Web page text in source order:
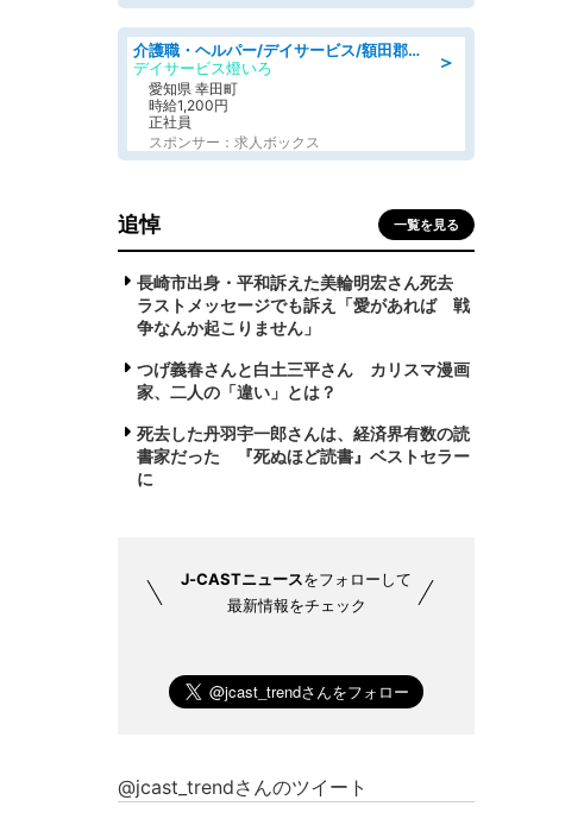
＞
介護職・ヘルパー/デイサービス/額田郡幸田町/JR東海道本線 幸田/愛知県
デイサービス燈いろ
愛知県 幸田町
時給1,200円
正社員
スポンサー：求人ボックス
追悼 一覧を見る
長崎市出身・平和訴えた美輪明宏さん死去
ラストメッセージでも訴え「愛があれば 戦
争なんか起こりません」
つげ義春さんと白土三平さん カリスマ漫画
家、二人の「違い」とは？
死去した丹羽宇一郎さんは、経済界有数の読
書家だった 『死ぬほど読書』ベストセラー
に
J-CASTニュースをフォローして
最新情報をチェック
@jcast_trendさんのツイート